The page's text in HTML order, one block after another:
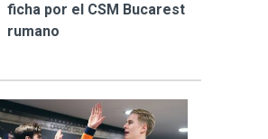
ficha por el CSM Bucarest
rumano